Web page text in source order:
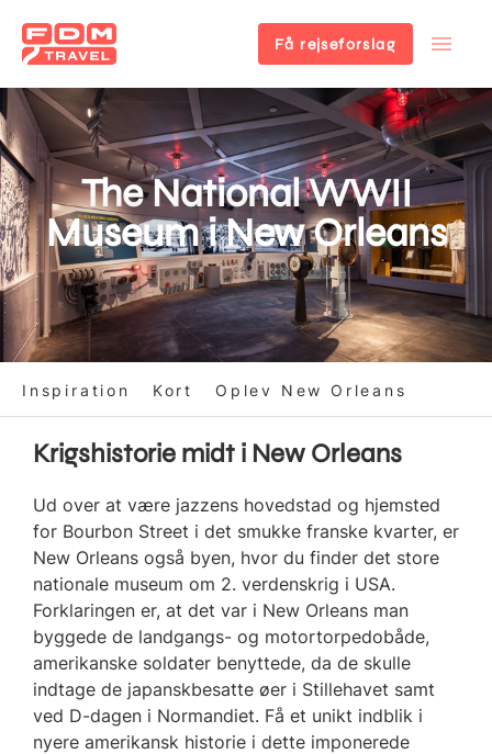
Gå
til
hovedindhold
Få rejseforslag
The National WWII
Museum i New Orleans
Inspiration Kort Oplev New Orleans
Krigshistorie midt i New Orleans
Ud over at være jazzens hovedstad og hjemsted
for Bourbon Street i det smukke franske kvarter, er
New Orleans også byen, hvor du finder det store
nationale museum om 2. verdenskrig i USA.
Forklaringen er, at det var i New Orleans man
byggede de landgangs- og motortorpedobåde,
amerikanske soldater benyttede, da de skulle
indtage de japanskbesatte øer i Stillehavet samt
ved D-dagen i Normandiet. Få et unikt indblik i
nyere amerikansk historie i dette imponerede